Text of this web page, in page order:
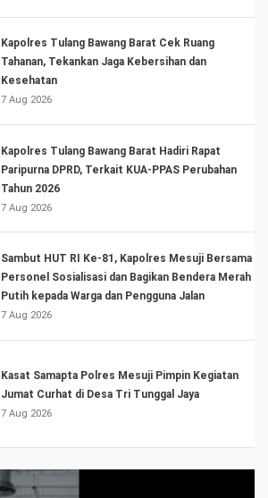
Kapolres Tulang Bawang Barat Cek Ruang
Tahanan, Tekankan Jaga Kebersihan dan
Kesehatan
7 Aug 2026
Kapolres Tulang Bawang Barat Hadiri Rapat
Paripurna DPRD, Terkait KUA-PPAS Perubahan
Tahun 2026
7 Aug 2026
Sambut HUT RI Ke-81, Kapolres Mesuji Bersama
Personel Sosialisasi dan Bagikan Bendera Merah
Putih kepada Warga dan Pengguna Jalan
7 Aug 2026
Kasat Samapta Polres Mesuji Pimpin Kegiatan
Jumat Curhat di Desa Tri Tunggal Jaya
7 Aug 2026